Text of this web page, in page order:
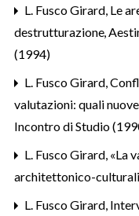
L. Fusco Girard, Le
destrutturazione,
(1994)
L. Fusco Girard,
valutazioni: quali
Incontro di Studio
L. Fusco Girard, «La
architettonico-
L. Fusco Girard,